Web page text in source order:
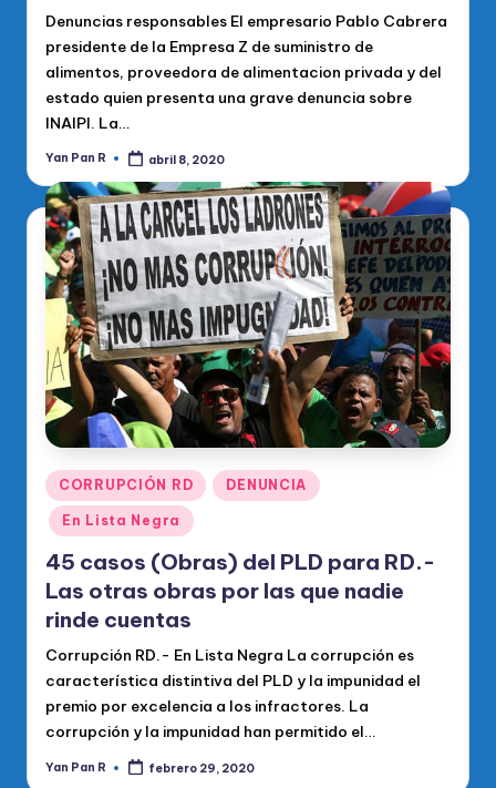
Denuncias responsables El empresario Pablo Cabrera
presidente de la Empresa Z de suministro de
alimentos, proveedora de alimentacion privada y del
estado quien presenta una grave denuncia sobre
INAIPI. La…
Publicado
Yan Pan R abril 8, 2020
Publicado
en
CORRUPCIÓN RD DENUNCIA
En Lista Negra
45 casos (Obras) del PLD para RD.-
Las otras obras por las que nadie
rinde cuentas
Corrupción RD.- En Lista Negra La corrupción es
característica distintiva del PLD y la impunidad el
premio por excelencia a los infractores. La
corrupción y la impunidad han permitido el…
Publicado
Yan Pan R febrero 29, 2020